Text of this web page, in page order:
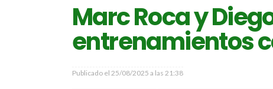
Marc Roca y
entrenamientos
Publicado el 25/08/2025 a las 21:38